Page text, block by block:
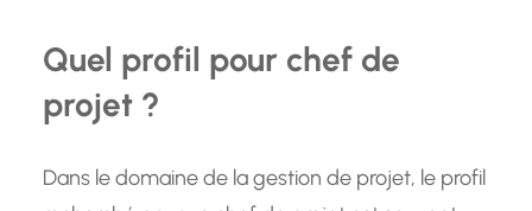
Quel profil pour chef de
projet ?
Dans le domaine de la gestion de projet, le profil